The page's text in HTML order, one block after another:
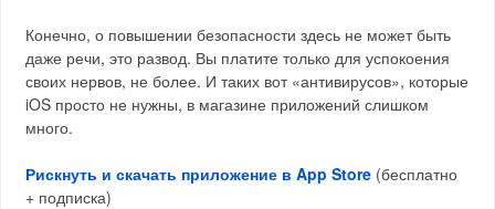
Конечно, о повышении безопасности здесь не может быть
даже речи, это развод. Вы платите только для успокоения
своих нервов, не более. И таких вот «антивирусов», которые
iOS просто не нужны, в магазине приложений слишком
много.
Рискнуть и скачать приложение в App Store (бесплатно
+ подписка)